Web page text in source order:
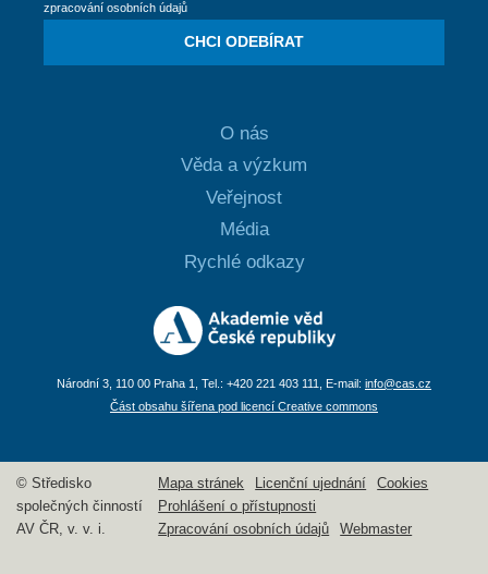
zpracování osobních údajů
CHCI ODEBÍRAT
O nás
Věda a výzkum
Veřejnost
Média
Rychlé odkazy
Národní 3, 110 00 Praha 1, Tel.: +420 221 403 111, E-mail: info@cas.cz
Část obsahu šířena pod licencí Creative commons
© Středisko
společných činností
AV ČR, v. v. i.
Mapa stránek Licenční ujednání
Cookies
Prohlášení o přístupnosti
Zpracování osobních údajů
Webmaster